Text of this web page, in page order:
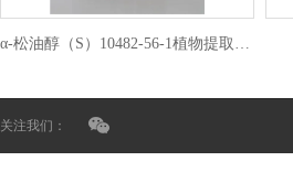
α-松油醇（S）10482-56-1植物提取HPLC
关注我们：